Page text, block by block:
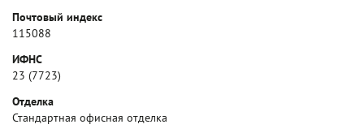
Почтовый индекс
115088
ИФНС
23 (7723)
Отделка
Стандартная офисная отделка